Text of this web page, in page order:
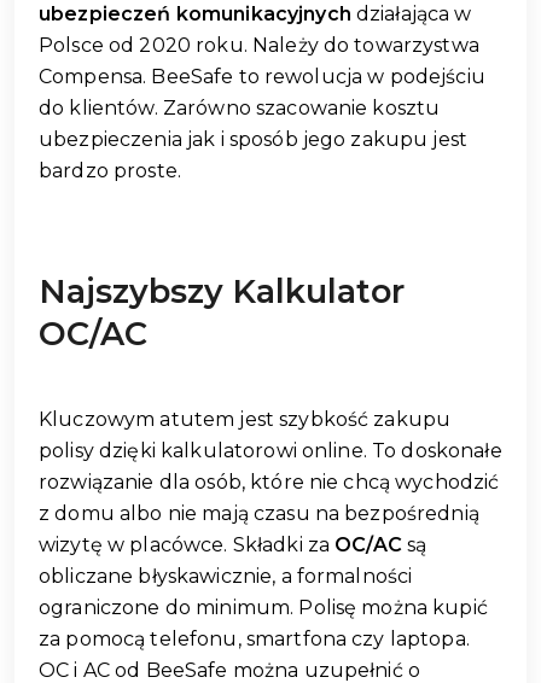
ubezpieczeń komunikacyjnych działająca w
Polsce od 2020 roku. Należy do towarzystwa
Compensa. BeeSafe to rewolucja w podejściu
do klientów. Zarówno szacowanie kosztu
ubezpieczenia jak i sposób jego zakupu jest
bardzo proste.
Najszybszy Kalkulator
OC/AC
Kluczowym atutem jest szybkość zakupu
polisy dzięki kalkulatorowi online. To doskonałe
rozwiązanie dla osób, które nie chcą wychodzić
z domu albo nie mają czasu na bezpośrednią
wizytę w placówce. Składki za OC/ACsą
obliczane błyskawicznie, a formalności
ograniczone do minimum. Polisę można kupić
za pomocą telefonu, smartfona czy laptopa.
OC i AC od BeeSafe można uzupełnić o